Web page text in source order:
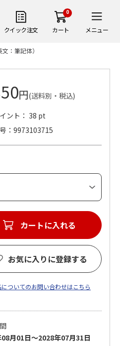
クイック注文
0
カート メニュー
：筆記体）
円(送料別・税込)
ント： 38 pt
9973103715
カートに入れる
お気に入りに登録する
ついてのお問い合わせはこちら
月01日～2028年07月31日